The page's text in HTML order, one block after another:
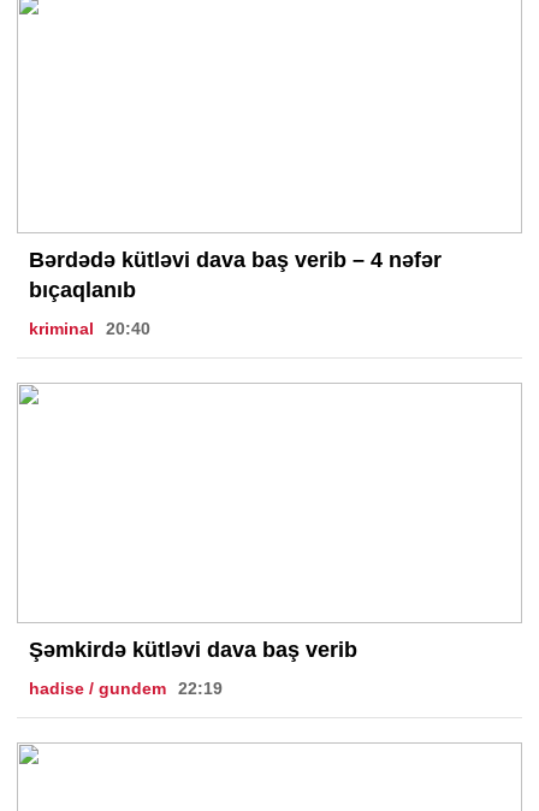
Bərdədə kütləvi dava baş verib – 4 nəfər
bıçaqlanıb
kriminal 20:40
Şəmkirdə kütləvi dava baş verib
hadise / gundem 22:19